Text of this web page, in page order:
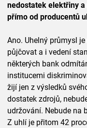
nedostatek elektřiny
přímo od producentů
Ano. Uhelný průmysl
půjčovat a i vedení
některých bank
institucemi
žijí jen z výsledků
dostatek zdrojů,
udržování. Nebude na
Z uhlí je přitom 42